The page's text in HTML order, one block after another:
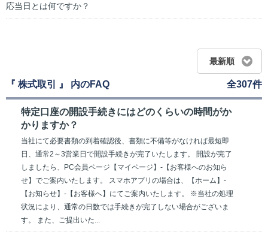
応当日とは何ですか？
最新順
『 株式取引 』 内のFAQ 全307件
特定口座の開設手続きにはどのくらいの時間がか
かりますか？
当社にて必要書類の到着確認後、書類に不備等がなければ最短即
日、通常2～3営業日で開設手続きが完了いたします。 開設が完了
しましたら、PC会員ページ【マイページ】-【お客様へのお知ら
せ】でご案内いたします。 スマホアプリの場合は、【ホーム】-
【お知らせ】-【お客様へ】にてご案内いたします。 ※当社の処理
状況により、通常の日数では手続きが完了しない場合がございま
す。 また、ご提出いた...